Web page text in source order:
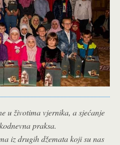
u životima vjernika, a sjećanje
praksa.
iz drugih džemata koji su nas